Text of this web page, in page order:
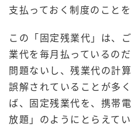
支払っておく制度のことを
この「固定残業代」は、
業代を毎月払っているの
問題ないし、残業代の計
誤解されていることが多
ば、固定残業代を、携帯
放題」のようにとらえてい